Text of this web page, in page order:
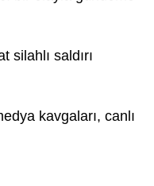
silahlı saldırı
kavgaları, canlı